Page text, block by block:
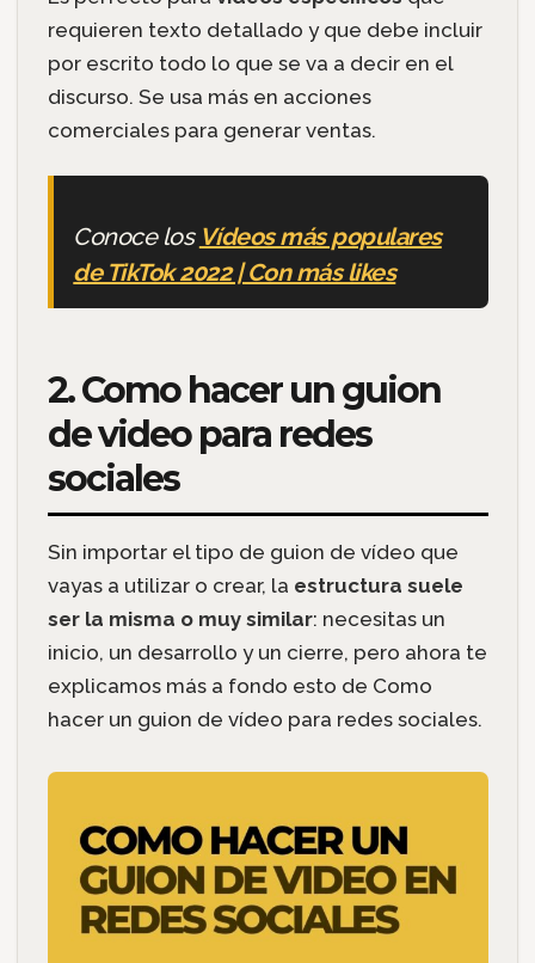
requieren texto detallado y que debe incluir
por escrito todo lo que se va a decir en el
discurso. Se usa más en acciones
comerciales para generar ventas.
Conoce los Vídeos más populares
de TikTok 2022 | Con más likes
2. Como hacer un guion
de video para redes
sociales
Sin importar el tipo de guion de vídeo que
vayas a utilizar o crear, la estructura suele
ser la misma o muy similar: necesitas un
inicio, un desarrollo y un cierre, pero ahora te
explicamos más a fondo esto de Como
hacer un guion de vídeo para redes sociales.